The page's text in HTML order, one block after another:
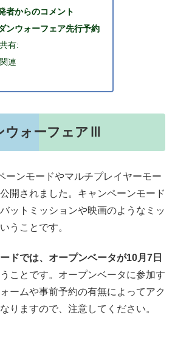
者からのコメント
ンウォーフェア先行予約
共有:
関連
ウォーフェアⅢ
ーンモードやマルチプレイヤーモー
開されました。キャンペーンモード
ットミッションや映画のようなミッ
うことです。
ドでは、オープンベータが10月7日
ことです。オープンベータに参加す
ームや事前予約の有無によってアク
りますので、注意してください。